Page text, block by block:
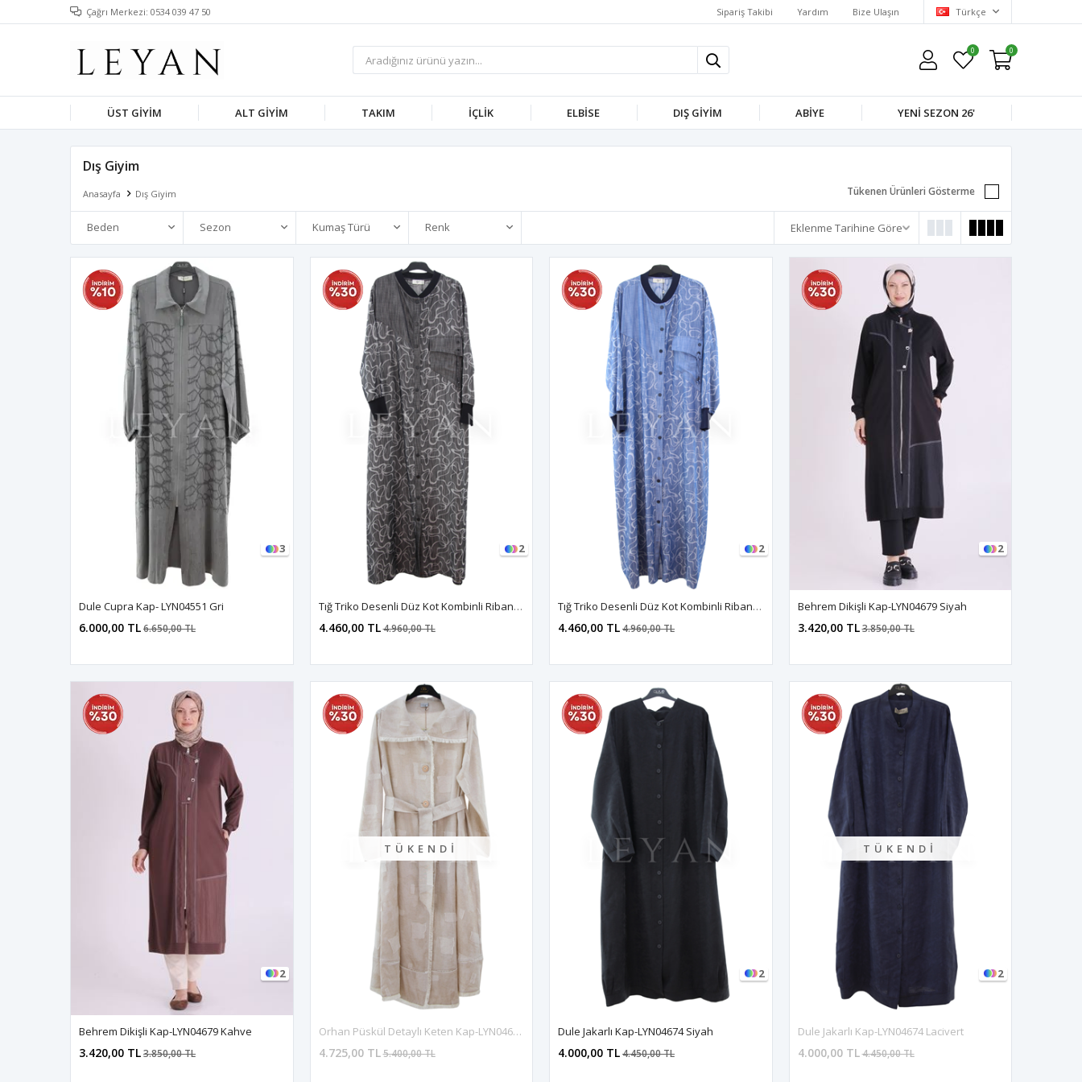
Çağrı Merkezi: 0534 039 47 50 Sipariş Takibi Yardım Bize Ulaşın Türkçe
0 0
ÜST GIYIM ALT GIYIM TAKIM İÇLIK ELBISE DIŞ GIYIM ABIYE YENI SEZON 26'
Dış Giyim
Anasayfa Dış Giyim Tükenen Ürünleri Gösterme
Beden Sezon Kumaş Türü Renk
3
Dule Cupra Kap- LYN04551 Gri
6.000,00 TL6.650,00 TL
2
Tığ Triko Desenli Düz Kot Kombinli Ribanalı Kap-LYN04680 Siyah
4.460,00 TL4.960,00 TL
2
Tığ Triko Desenli Düz Kot Kombinli Ribanalı Kap-LYN04680 Mavi
4.460,00 TL4.960,00 TL
2
Behrem Dikişli Kap-LYN04679 Siyah
3.420,00 TL3.850,00 TL
2
Behrem Dikişli Kap-LYN04679 Kahve
3.420,00 TL3.850,00 TL
TÜKENDI
Orhan Püskül Detaylı Keten Kap-LYN04673 Bej
4.725,00 TL5.400,00 TL
2
Dule Jakarlı Kap-LYN04674 Siyah
4.000,00 TL4.450,00 TL
TÜKENDI
2
Dule Jakarlı Kap-LYN04674 Lacivert
4.000,00 TL4.450,00 TL